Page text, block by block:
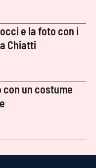
e la foto con i
Chiatti
con un costume